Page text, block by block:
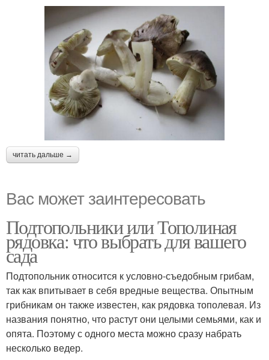
читать дальше →
Вас может заинтересовать
Подтопольники или Тополиная
рядовка: что выбрать для вашего
сада
Подтопольник относится к условно-съедобным грибам,
так как впитывает в себя вредные вещества. Опытным
грибникам он также известен, как рядовка тополевая. Из
названия понятно, что растут они целыми семьями, как и
опята. Поэтому с одного места можно сразу набрать
несколько ведер.